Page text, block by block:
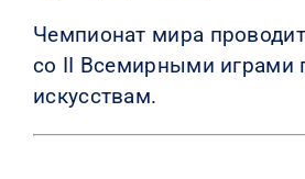
Чемпионат мира
со II Всемирными играми
искусствам.